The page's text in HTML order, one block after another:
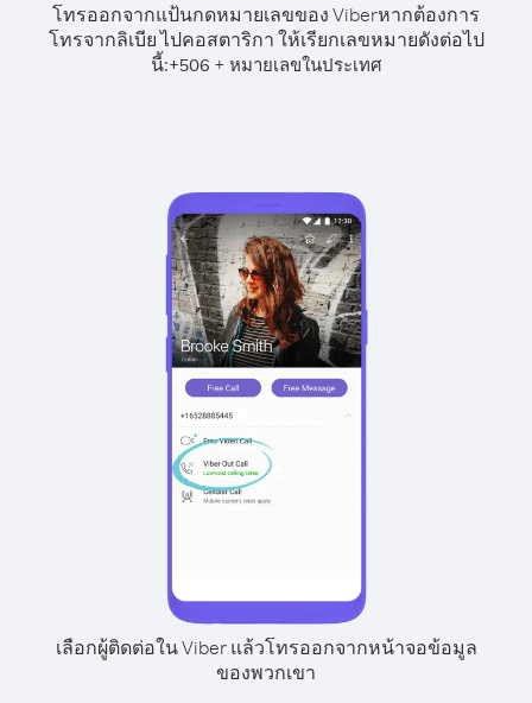
โทรออกจากแป้นกดหมายเลขของ Viberหากต้องการ
โทรจากลิเบีย ไปคอสตาริกา ให้เรียกเลขหมายดังต่อไป
นี้:+506 + หมายเลขในประเทศ
เลือกผู้ติดต่อใน Viber แล้วโทรออกจากหน้าจอข้อมูล
ของพวกเขา